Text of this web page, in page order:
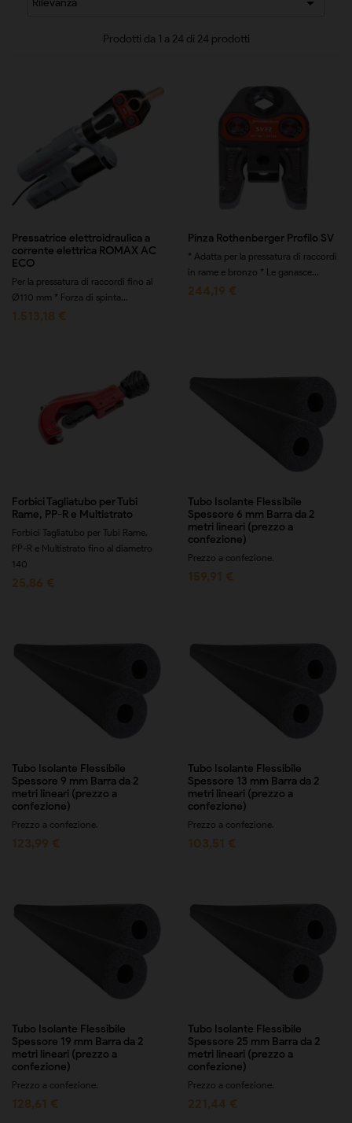
Rilevanza
Prodotti da 1 a 24 di 24 prodotti
Pressatrice elettroidraulica a
corrente elettrica ROMAX AC
ECO
Per la pressatura di raccordi fino al
Ø110 mm * Forza di spinta...
1.513,18 €
Pinza Rothenberger Profilo SV
* Adatta per la pressatura di raccordi
in rame e bronzo * Le ganasce...
244,19 €
Forbici Tagliatubo per Tubi
Rame, PP-R e Multistrato
Forbici Tagliatubo per Tubi Rame,
PP-R e Multistrato fino al diametro
140
25,86 €
Tubo Isolante Flessibile
Spessore 6 mm Barra da 2
metri lineari (prezzo a
confezione)
Prezzo a confezione.
159,91 €
Tubo Isolante Flessibile
Spessore 9 mm Barra da 2
metri lineari (prezzo a
confezione)
Prezzo a confezione.
123,99 €
Tubo Isolante Flessibile
Spessore 13 mm Barra da 2
metri lineari (prezzo a
confezione)
Prezzo a confezione.
103,51 €
Tubo Isolante Flessibile
Spessore 19 mm Barra da 2
metri lineari (prezzo a
confezione)
Prezzo a confezione.
128,61 €
Tubo Isolante Flessibile
Spessore 25 mm Barra da 2
metri lineari (prezzo a
confezione)
Prezzo a confezione.
221,44 €